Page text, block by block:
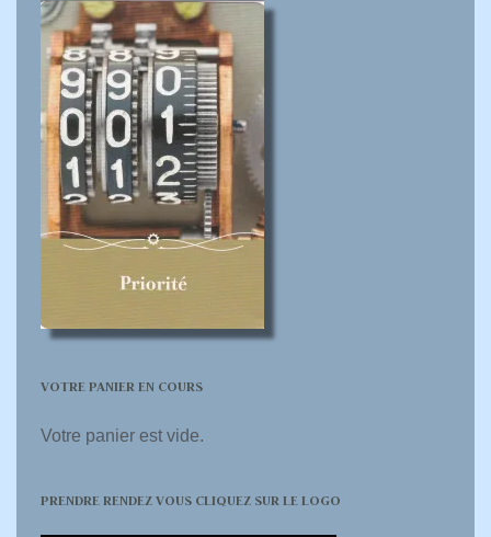
VOTRE PANIER EN COURS
Votre panier est vide.
PRENDRE RENDEZ VOUS CLIQUEZ SUR LE LOGO